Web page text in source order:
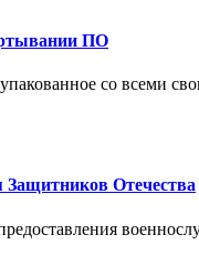
ПО
со всеми
Отечества